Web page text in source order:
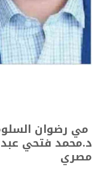
مي رضوان
د.محمد فتحي عبد
مصري